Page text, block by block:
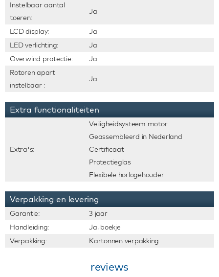
Instelbaar aantal
toeren:
Ja
LCD display:
Ja
LED verlichting:
Ja
Overwind protectie:
Ja
Rotoren apart
instelbaar :
Ja
Extra functionaliteiten
Extra's:
Veiligheidsysteem motor
Geassembleerd in Nederland
Certificaat
Protectieglas
Flexibele horlogehouder
Verpakking en levering
Garantie:
3 jaar
Handleiding:
Ja, boekje
Verpakking:
Kartonnen verpakking
reviews